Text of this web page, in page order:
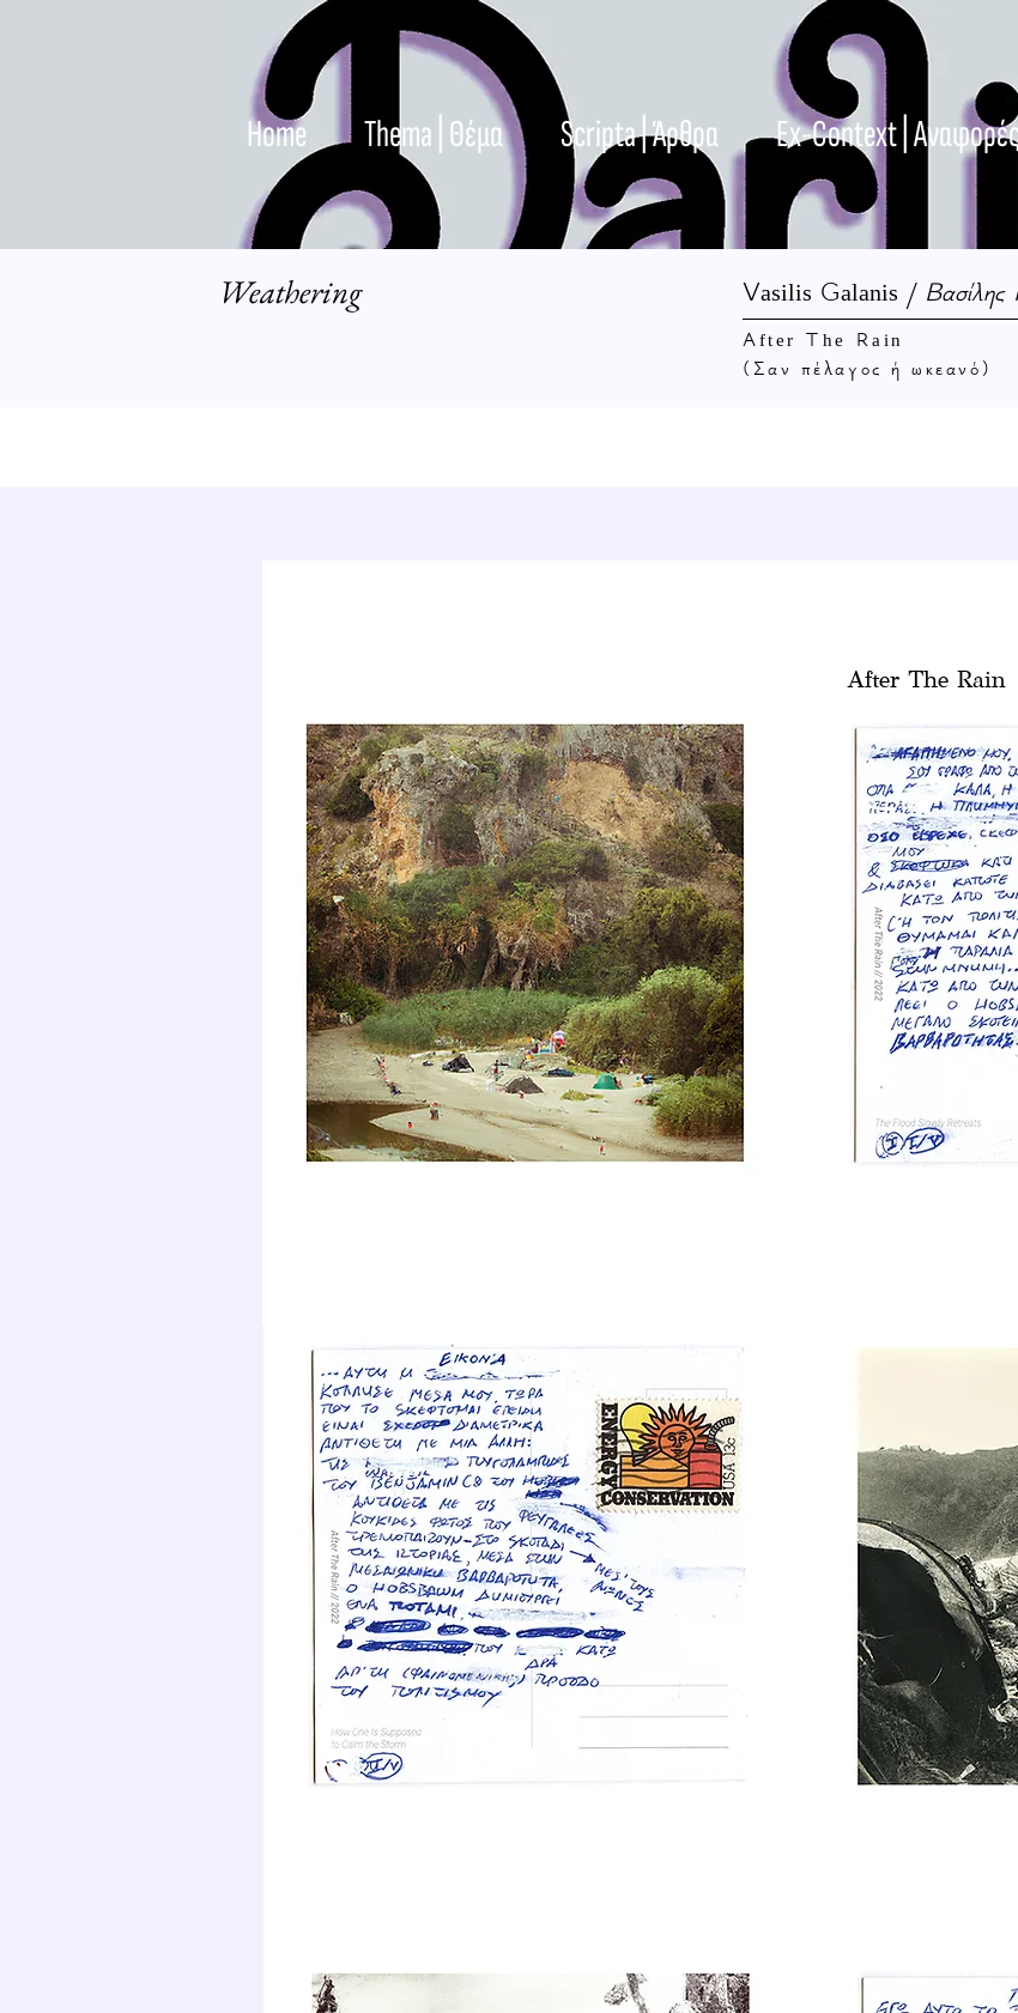
Home Thema | Θέμα Scripta | Άρθρα Ex-Context |
After The Rain
(Σαν πέλαγος ή ωκεανό)
Weathering Vasilis Galanis / Βασίλης
After The Rain